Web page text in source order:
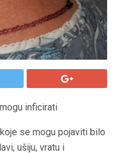
inficirati
se mogu pojaviti bilo
ušiju, vratu i